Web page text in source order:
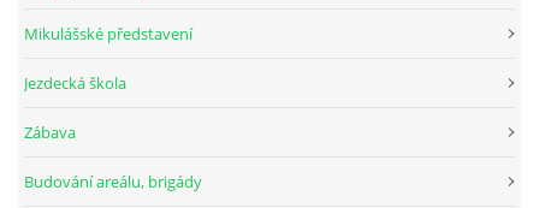
Mikulášské představení
Jezdecká škola
Zábava
Budování areálu, brigády